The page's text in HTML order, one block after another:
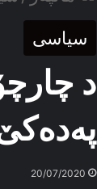
سیاسی
د
20/07/2020